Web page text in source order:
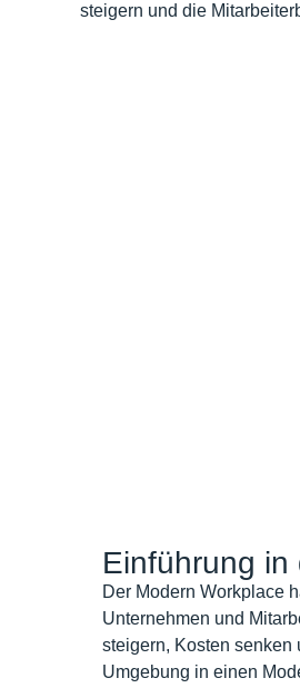
steigern und die
Einführung in
Der Modern Workplace
Unternehmen und
steigern, Kosten senken
Umgebung in einen